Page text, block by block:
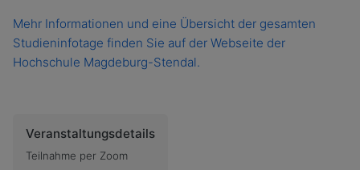
Mehr Informationen und eine Übersicht der gesamten
Studieninfotage finden Sie auf der Webseite der
Hochschule Magdeburg-Stendal.
Veranstaltungsdetails
Teilnahme per Zoom